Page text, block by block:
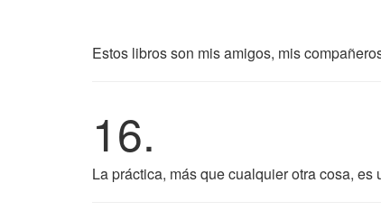
Estos libros son mis amigos, mis
16.
La práctica, más que cualquier otra cosa, es